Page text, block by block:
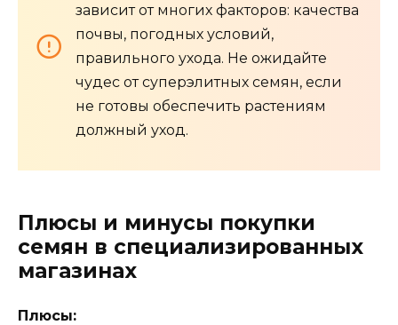
зависит от многих факторов: качества
почвы, погодных условий,
правильного ухода. Не ожидайте
чудес от суперэлитных семян, если
не готовы обеспечить растениям
должный уход.
Плюсы и минусы покупки
семян в специализированных
магазинах
Плюсы: